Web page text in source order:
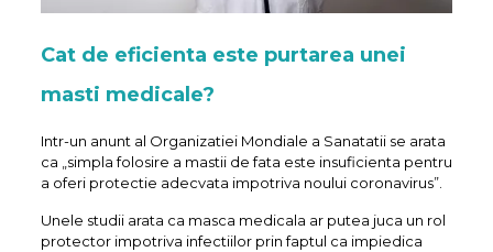
Cat de eficienta este purtarea unei
masti medicale?
Intr-un anunt al Organizatiei Mondiale a Sanatatii se arata
ca „simpla folosire a mastii de fata este insuficienta pentru
a oferi protectie adecvata impotriva noului coronavirus”.
Unele studii arata ca masca medicala ar putea juca un rol
protector impotriva infectiilor prin faptul ca impiedica